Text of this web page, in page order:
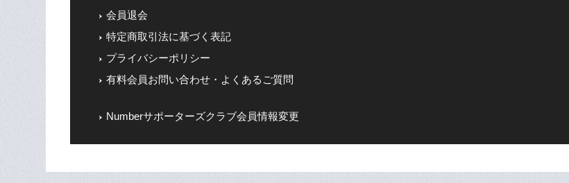
会員退会
特定商取引法に基づく表記
プライバシーポリシー
有料会員お問い合わせ・よくあるご質問
Numberサポーターズクラブ会員情報変更